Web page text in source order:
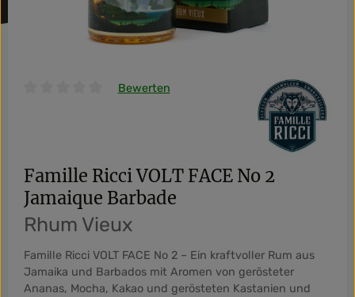
Durchschnittliche Bewertung von 0 von 5 Sternen
Bewerten
Famille Ricci VOLT FACE No 2
Jamaique Barbade
Rhum Vieux
Famille Ricci VOLT FACE No 2 – Ein kraftvoller Rum aus
Jamaika und Barbados mit Aromen von gerösteter
Ananas, Mocha, Kakao und gerösteten Kastanien und